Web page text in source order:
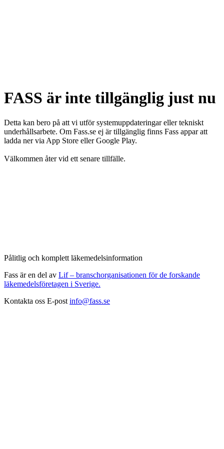
FASS är inte tillgänglig just nu
Detta kan bero på att vi utför systemuppdateringar eller tekniskt
underhållsarbete. Om Fass.se ej är tillgänglig finns Fass appar att
ladda ner via App Store eller Google Play.
Välkommen åter vid ett senare tillfälle.
Pålitlig och komplett läkemedelsinformation
Fass är en del av Lif – branschorganisationen för de forskande
läkemedelsföretagen i Sverige.
Kontakta oss E-post info@fass.se